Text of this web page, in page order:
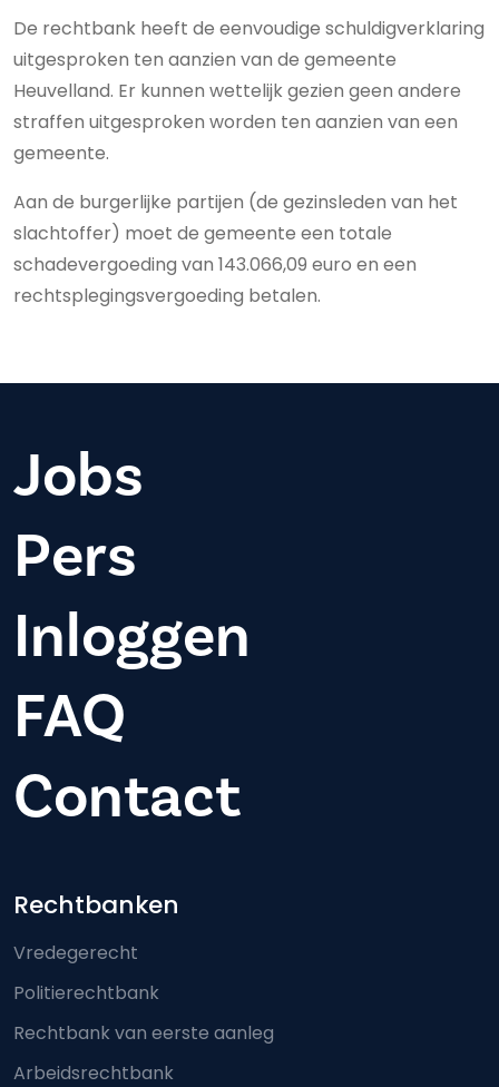
De rechtbank heeft de eenvoudige schuldigverklaring
uitgesproken ten aanzien van de gemeente
Heuvelland. Er kunnen wettelijk gezien geen andere
straffen uitgesproken worden ten aanzien van een
gemeente.
Aan de burgerlijke partijen (de gezinsleden van het
slachtoffer) moet de gemeente een totale
schadevergoeding van 143.066,09 euro en een
rechtsplegingsvergoeding betalen.
Jobs
Pers
Inloggen
FAQ
Contact
Footer-menu
Rechtbanken
Vredegerecht
Politierechtbank
Rechtbank van eerste aanleg
Arbeidsrechtbank